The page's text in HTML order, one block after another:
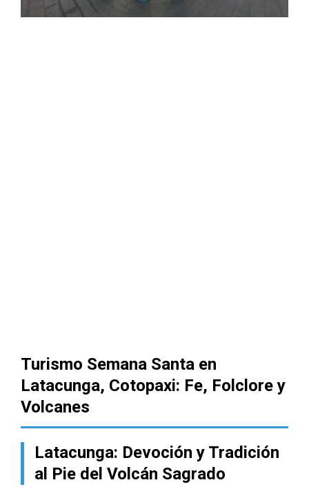
Turismo Semana Santa en
Latacunga, Cotopaxi: Fe, Folclore y
Volcanes
Latacunga: Devoción y Tradición
al Pie del Volcán Sagrado